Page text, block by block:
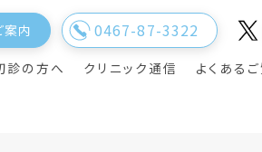
案内 0467-87-3322
診の方へ クリニック通信 よくある